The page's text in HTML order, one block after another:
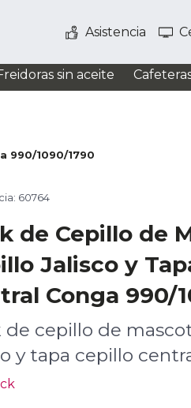
Asistencia
sin aceite
990/1090/1790
60764
de Cepillo de
Jalisco y
Conga 990/
de cepillo de
y tapa cepillo